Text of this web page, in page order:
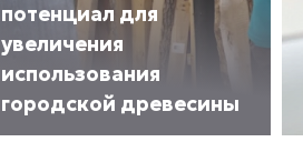
потенциал для
увеличения
использования
городской древесины